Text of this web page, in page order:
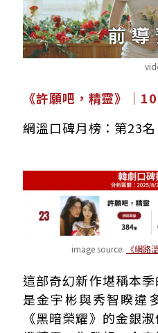
《許願吧，精靈》｜
網溫口碑月榜：第23名
image source: 《網路
這部奇幻新作堪稱本
是金宇彬與秀智睽違
《黑暗榮耀》的金銀